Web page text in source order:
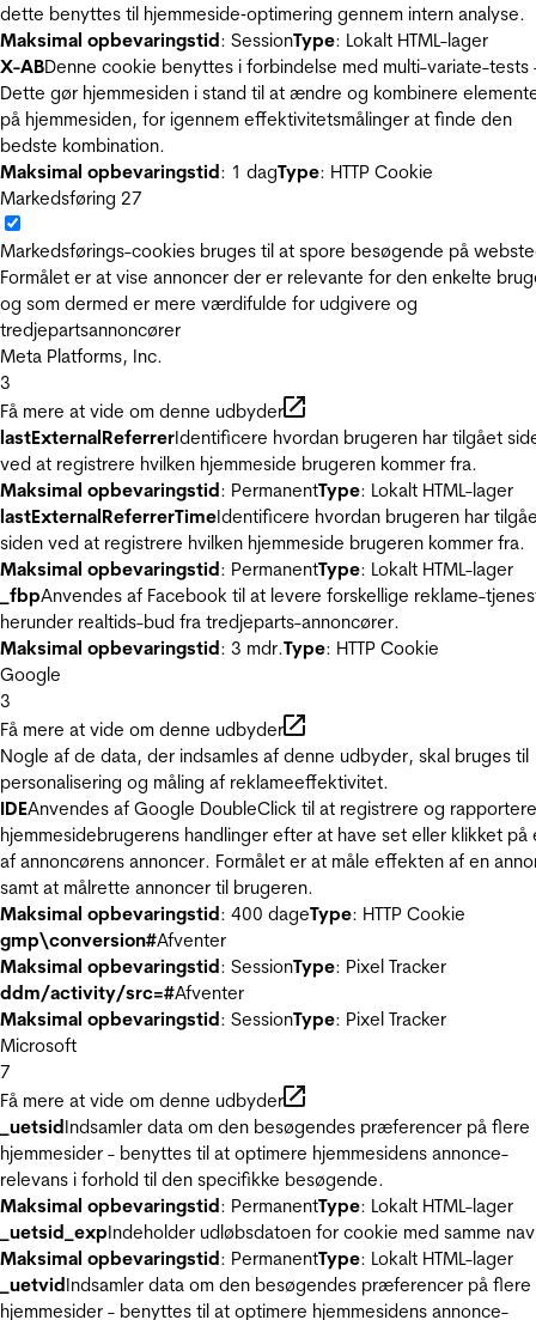
dette benyttes til hjemmeside‐optimering gennem intern analyse.
Maksimal opbevaringstid: SessionType: Lokalt HTML-lager
X-ABDenne cookie benyttes i forbindelse med multi-variate-tests
Dette gør hjemmesiden i stand til at ændre og kombinere
på hjemmesiden, for igennem effektivitetsmålinger at finde den
bedste kombination.
Maksimal opbevaringstid: 1 dagType: HTTP Cookie
Markedsføring 27
Markedsførings-cookies bruges til at spore besøgende på
Formålet er at vise annoncer der er relevante for den enkelte
og som dermed er mere værdifulde for udgivere og
tredjepartsannoncører
Meta Platforms, Inc.
3
Få mere at vide om denne udbyder
lastExternalReferrerIdentificere hvordan brugeren har tilgået
ved at registrere hvilken hjemmeside brugeren kommer fra.
Maksimal opbevaringstid: PermanentType: Lokalt HTML-lager
lastExternalReferrerTimeIdentificere hvordan brugeren har
siden ved at registrere hvilken hjemmeside brugeren kommer fra.
Maksimal opbevaringstid: PermanentType: Lokalt HTML-lager
_fbpAnvendes af Facebook til at levere forskellige reklame-
herunder realtids-bud fra tredjeparts-annoncører.
Maksimal opbevaringstid: 3 mdr.Type: HTTP Cookie
Google
3
Få mere at vide om denne udbyder
Nogle af de data, der indsamles af denne udbyder, skal bruges til
personalisering og måling af reklameeffektivitet.
IDEAnvendes af Google DoubleClick til at registrere og
hjemmesidebrugerens handlinger efter at have set eller klikket på
af annoncørens annoncer. Formålet er at måle effekten af en
samt at målrette annoncer til brugeren.
Maksimal opbevaringstid: 400 dageType: HTTP Cookie
gmp\conversion#Afventer
Maksimal opbevaringstid: SessionType: Pixel Tracker
ddm/activity/src=#Afventer
Maksimal opbevaringstid: SessionType: Pixel Tracker
Microsoft
7
Få mere at vide om denne udbyder
_uetsidIndsamler data om den besøgendes præferencer på flere
hjemmesider - benyttes til at optimere hjemmesidens annonce-
relevans i forhold til den specifikke besøgende.
Maksimal opbevaringstid: PermanentType: Lokalt HTML-lager
_uetsid_expIndeholder udløbsdatoen for cookie med samme
Maksimal opbevaringstid: PermanentType: Lokalt HTML-lager
_uetvidIndsamler data om den besøgendes præferencer på flere
hjemmesider - benyttes til at optimere hjemmesidens annonce-